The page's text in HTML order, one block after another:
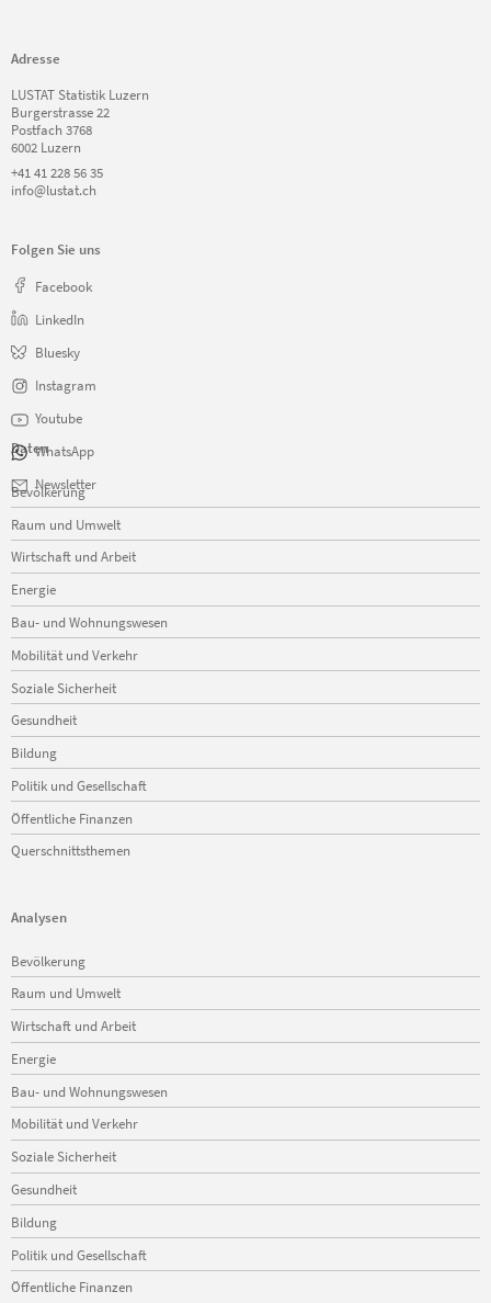
Adresse
LUSTAT Statistik Luzern
Burgerstrasse 22
Postfach 3768
6002 Luzern
+41 41 228 56 35
info@lustat.ch
Folgen Sie uns
Facebook
LinkedIn
Bluesky
Instagram
Youtube
WhatsApp
Newsletter
Daten
Navigation
überspringen
Bevölkerung
Raum und Umwelt
Wirtschaft und Arbeit
Energie
Bau- und Wohnungswesen
Mobilität und Verkehr
Soziale Sicherheit
Gesundheit
Bildung
Politik und Gesellschaft
Öffentliche Finanzen
Querschnittsthemen
Analysen
überspringen
Bevölkerung
Raum und Umwelt
Wirtschaft und Arbeit
Energie
Bau- und Wohnungswesen
Mobilität und Verkehr
Soziale Sicherheit
Gesundheit
Bildung
Politik und Gesellschaft
Öffentliche Finanzen